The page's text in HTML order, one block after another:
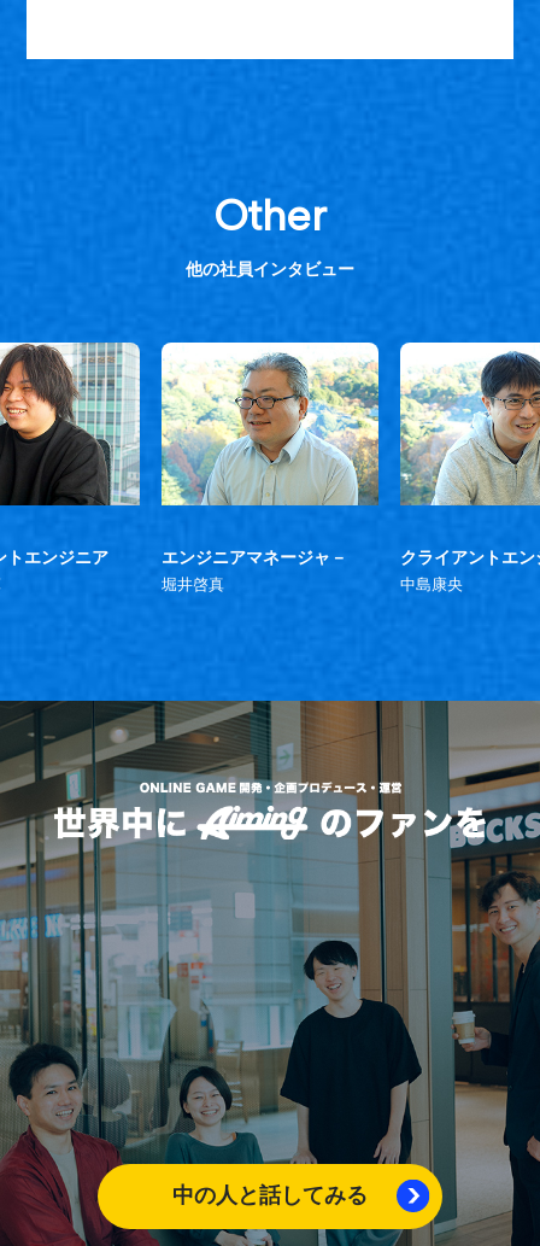
Other
他の社員インタビュー
トエンジニア エンジニアマネージャ－
堀井啓真
クライアントエン
中島康央
中の人と話してみる